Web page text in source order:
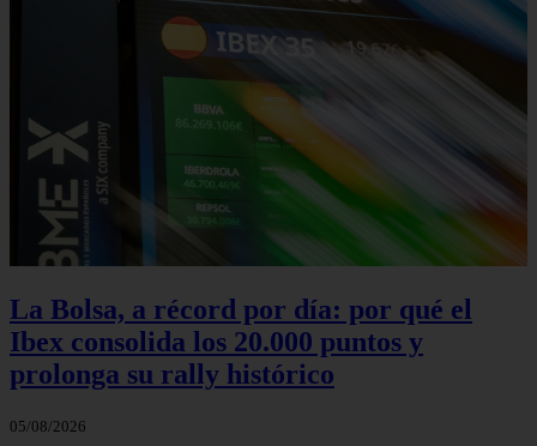
La Bolsa, a récord por día: por qué el
Ibex consolida los 20.000 puntos y
prolonga su rally histórico
05/08/2026